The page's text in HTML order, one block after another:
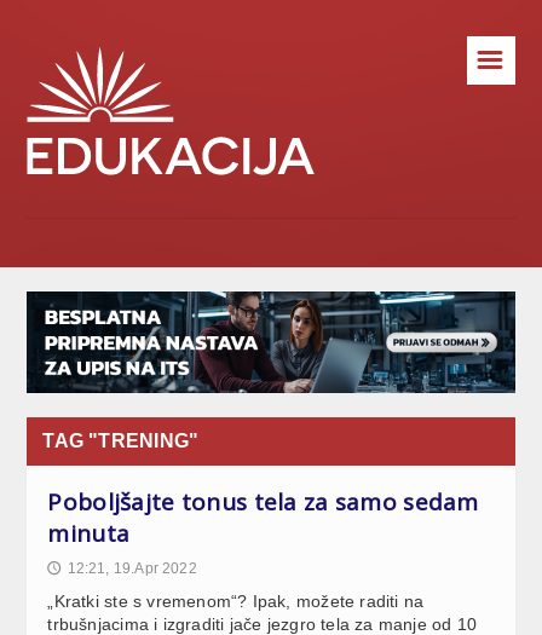
☰
TAG "TRENING"
Poboljšajte tonus tela za samo sedam
minuta
🕔 12:21, 19.Apr 2022
„Kratki ste s vremenom“? Ipak, možete raditi na
trbušnjacima i izgraditi jače jezgro tela za manje od 10